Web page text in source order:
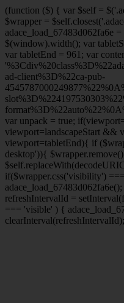
(function ($) { var $self =
$wrapper =
adace_load_67483d062fa6e
$(window).width(); var
var tabletEnd = 961; var
ad-client%3D%22ca-pub-
var unpack = true; if(viewport
viewport=landscapeStart &&
viewport=tabletEnd){ if
desktop')){
if($wrapper.css('visibility')
refreshIntervalId =
=== 'visible' ) {